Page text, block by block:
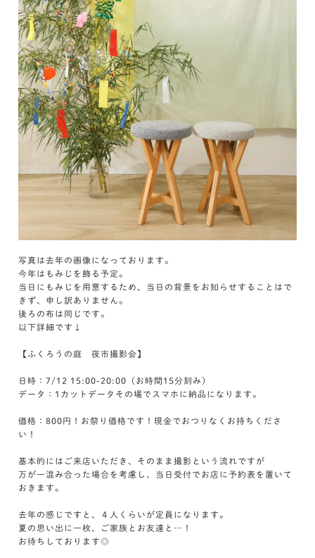
写真は去年の画像になっております。
今年はもみじを飾る予定。
当日にもみじを用意するため、当日の背景をお知らせすることはで
きず、申し訳ありません。
後ろの布は同じです。
以下詳細です↓
【ふくろうの庭 夜市撮影会】
日時：7/12 15:00-20:00（お時間15分刻み）
データ：1カットデータその場でスマホに納品になります。
価格：800円！お祭り価格です！現金でおつりなくお持ちくださ
い！
基本的にはご来店いただき、そのまま撮影という流れですが
万が一混み合った場合を考慮し、当日受付でお店に予約表を置いて
おきます。
去年の感じですと、４人くらいが定員になります。
夏の思い出に一枚、ご家族とお友達と…！
お待ちしております◎